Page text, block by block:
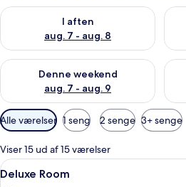
I aften
aug. 7 - aug. 8
Tjek tilgængelighed for i aften aug.
Denne weekend
aug. 7 - aug. 9
Tjek tilgængelighed for denne
Tilgængelige
filtre
for
værelser
Alle værelser 1 seng 2 senge 3+ senge
Viser 15 ud af 15 værelser
Indlæs
alle
Et
8
Deluxe Room